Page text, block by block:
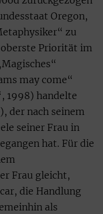
Oregon,
zu
Priorität im
may come“
1998) handelte
der nach seinem
seiner Frau in
hat. Für die
Frau gleicht,
die Handlung
als